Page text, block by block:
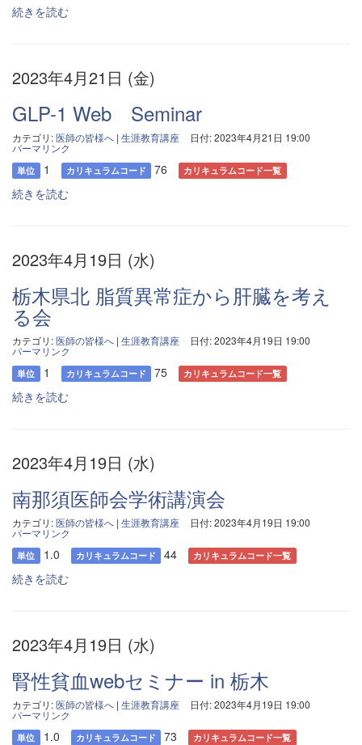
続きを読む
2023年4月21日 (金)
GLP-1 Web Seminar
カテゴリ:医師の皆様へ | 生涯教育講座 日付: 2023年4月21日 19:00
パーマリンク
単位 1 カリキュラムコード 76 カリキュラムコード一覧
続きを読む
2023年4月19日 (水)
栃木県北 脂質異常症から肝臓を考え
る会
カテゴリ:医師の皆様へ | 生涯教育講座 日付: 2023年4月19日 19:00
パーマリンク
単位 1 カリキュラムコード 75 カリキュラムコード一覧
続きを読む
2023年4月19日 (水)
南那須医師会学術講演会
カテゴリ:医師の皆様へ | 生涯教育講座 日付: 2023年4月19日 19:00
パーマリンク
単位 1.0 カリキュラムコード 44 カリキュラムコード一覧
続きを読む
2023年4月19日 (水)
腎性貧血webセミナー in 栃木
カテゴリ:医師の皆様へ | 生涯教育講座 日付: 2023年4月19日 19:00
パーマリンク
単位 1.0 カリキュラムコード 73 カリキュラムコード一覧